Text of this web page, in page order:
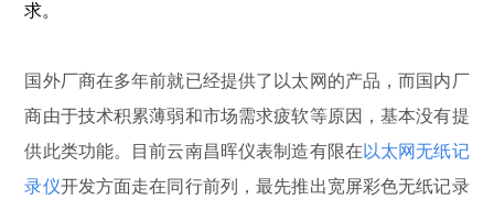
求。
国外厂商在多年前就已经提供了以太网的产品，而国内厂
商由于技术积累薄弱和市场需求疲软等原因，基本没有提
供此类功能。目前云南昌晖仪表制造有限在 以太网无纸记
录仪开发方面走在同行前列，最先推出宽屏彩色无纸记录